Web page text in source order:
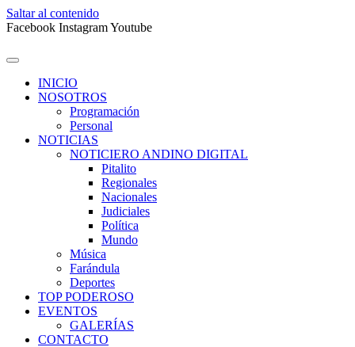
Saltar al contenido
Facebook InstagramYoutube
INICIO
NOSOTROS
Programación
Personal
NOTICIAS
NOTICIERO ANDINO DIGITAL
Pitalito
Regionales
Nacionales
Judiciales
Política
Mundo
Música
Farándula
Deportes
TOP PODEROSO
EVENTOS
GALERÍAS
CONTACTO